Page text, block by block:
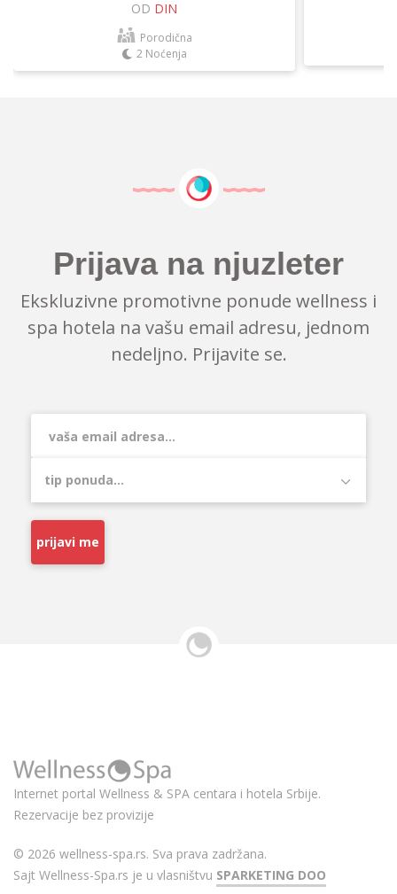
OD DIN
Porodična
2 Noćenja
Prijava na njuzleter
Ekskluzivne promotivne ponude wellness i
spa hotela na vašu email adresu, jednom
nedeljno. Prijavite se.
prijavi me
Internet portal Wellness & SPA centara i hotela Srbije.
Rezervacije bez provizije
© 2026 wellness-spa.rs. Sva prava zadržana.
Sajt Wellness-Spa.rs je u vlasništvu SPARKETING DOO